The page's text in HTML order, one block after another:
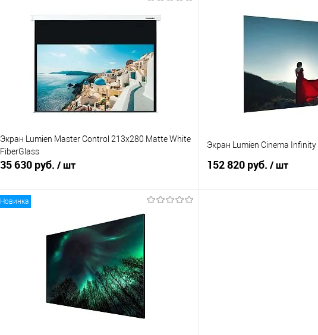
Купить в 1 клик
Сравнение
В наличии
В избранное
Экран Lumien Master Control 213x280 Matte White
FiberGlass
35 630 руб. / шт
Купить в 1 клик
Сравнение
В избранное
В наличии
Экран Lumien Cinema
152 820 руб. / шт
Новинка